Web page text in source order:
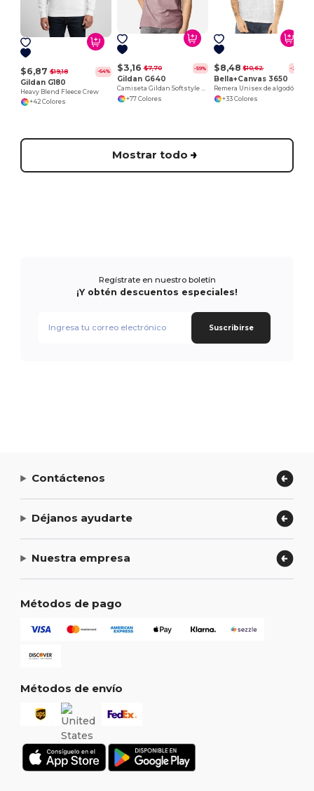
$6,87 $19,18 -64%
Gildan G180
Heavy Blend Fleece Crew
+42 Colores
$3,16 $7,70 -59%
Gildan G640
Camiseta Gildan Softstyle de Algodón Suave
+77 Colores
$8,48 $10,62 -20%
Bella+Canvas 3650
+33 Colores
Mostrar todo
Regístrate en nuestro boletín
¡Y obtén descuentos especiales!
Suscribirse
Contáctenos
Déjanos ayudarte
Nuestra empresa
Métodos de pago
Métodos de envío